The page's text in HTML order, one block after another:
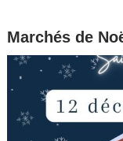
Marchés de